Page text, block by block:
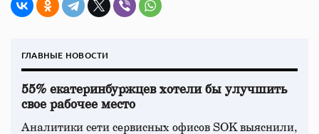
ГЛАВНЫЕ НОВОСТИ
55% екатеринбуржцев хотели бы улучшить
свое рабочее место
Аналитики сети сервисных офисов SOK выяснили,